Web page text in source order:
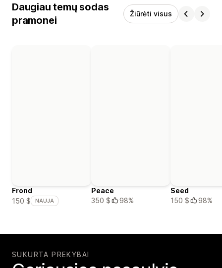
Daugiau temų sodas
pramonei
Žiūrėti visus
Frond
150 $
NAUJA
Peace
350 $
98%
Seed
150 $
98%
SUKURTA PREKYBAI